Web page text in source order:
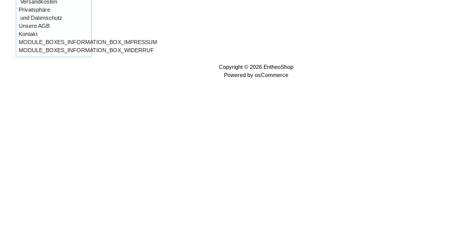
Versandkosten
Privatsphäre
und Datenschutz
Unsere AGB
Kontakt
MODULE_BOXES_INFORMATION_BOX_IMPRESSUM
MODULE_BOXES_INFORMATION_BOX_WIDERRUF
Copyright © 2026EntheoShop
Powered byosCommerce